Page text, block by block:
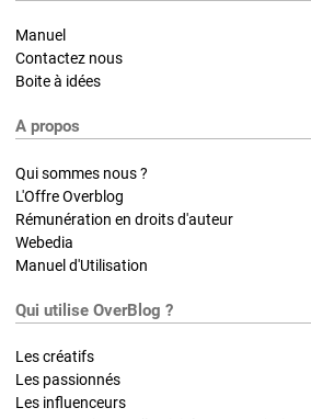
Manuel
Contactez nous
Boite à idées
A propos
Qui sommes nous ?
L'Offre Overblog
Rémunération en droits d'auteur
Webedia
Manuel d'Utilisation
Qui utilise OverBlog ?
Les créatifs
Les passionnés
Les influenceurs